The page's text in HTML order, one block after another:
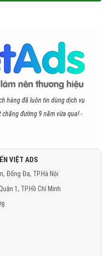
hàng đã luôn tin dùng dịch vụ
đường 9 năm vừa qua! -
VIỆT ADS
Đống Đa, TP.Hà Nội
1, TP.Hồ Chí Minh